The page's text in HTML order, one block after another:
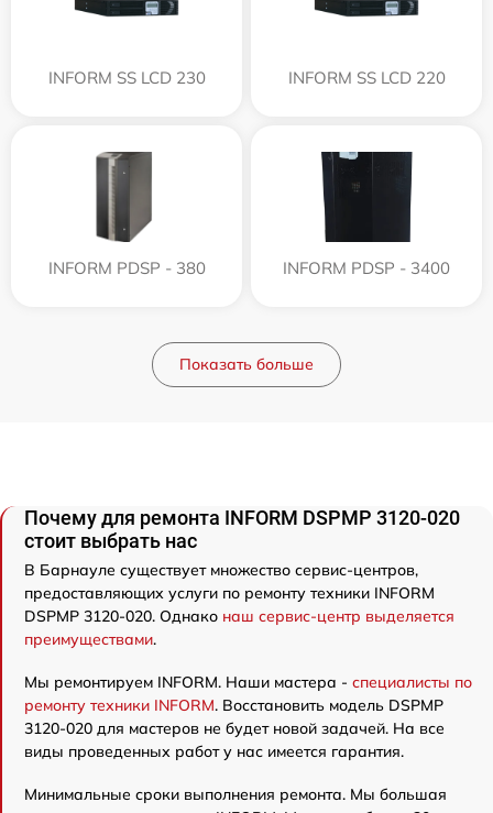
INFORM SS LCD 230 INFORM SS LCD 220
INFORM PDSP - 380 INFORM PDSP - 3400
Показать больше
Почему для ремонта INFORM DSPMP 3120-020
стоит выбрать нас
В Барнауле существует множество сервис-центров,
предоставляющих услуги по ремонту техники INFORM
DSPMP 3120-020. Однако наш сервис-центр выделяется
преимуществами.
Мы ремонтируем INFORM. Наши мастера - специалисты по
ремонту техники INFORM. Восстановить модель DSPMP
3120-020 для мастеров не будет новой задачей. На все
виды проведенных работ у нас имеется гарантия.
Минимальные сроки выполнения ремонта. Мы большая